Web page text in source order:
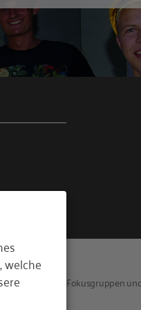
Von Schülern, Fokusgruppen
welche